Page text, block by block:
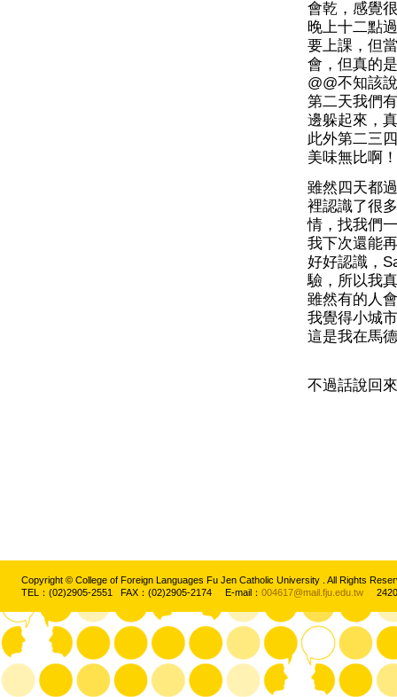
會乾，感覺
晚上十二點
要上課，但
會，但真的
@@不知該
第二天我們
邊躲起來，
此外第二三
美味無比啊
雖然四天都
裡認識了很
情，找我們
我下次還能
好好認識，
驗，所以我
雖然有的人
我覺得小城
這是我在馬
不過話說回
Copyright © College of Foreign Languages Fu Jen Catholic University . All Rights
TEL：(02)2905-2551 FAX：(02)2905-2174 E-mail： 004617@mail.fju.edu.tw